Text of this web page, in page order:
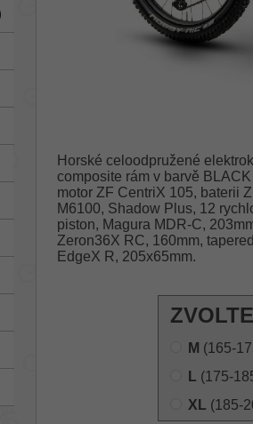
Horské celoodpružené
composite rám v barvě
motor ZF CentriX 105, baterii
M6100, Shadow Plus, 12
piston, Magura MDR-C,
Zeron36X RC, 160mm,
EdgeX R, 205x65mm.
M (165-
L (175-
XL (185-